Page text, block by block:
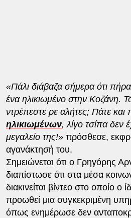
«Πάλι διάβαζα σήμερα ότι
ένα ηλικιωμένο στην Κοζάνη.
ντρέπεστε ρε αλήτες; Πάτε και
ηλικιωμένων, λίγο τσίπα δεν
μεγαλείο της!»πρόσθεσε,
αγανάκτησή του.
Σημειώνεται ότι ο Γρηγόρης
διαπίστωσε ότι στα μέσα
διακινείται βίντεο στο οποίο ο
προωθεί μια συγκεκριμένη
όπως ενημέρωσε δεν